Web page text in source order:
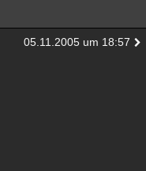
05.11.2005 um 18:57